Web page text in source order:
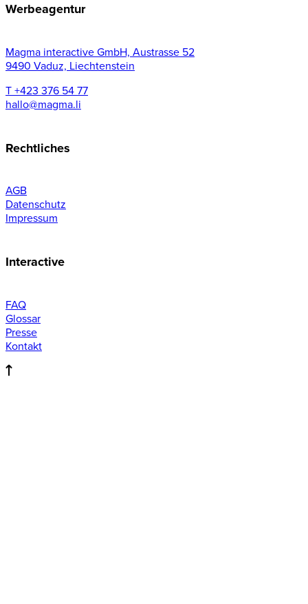
Werbeagentur
Magma interactive GmbH, Austrasse 52
9490 Vaduz, Liechtenstein
T +423 376 54 77
hallo@magma.li
Rechtliches
AGB
Datenschutz
Impressum
Interactive
FAQ
Glossar
Presse
Kontakt